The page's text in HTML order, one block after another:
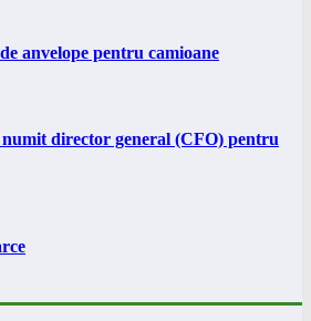
anvelope pentru camioane
director general (CFO) pentru